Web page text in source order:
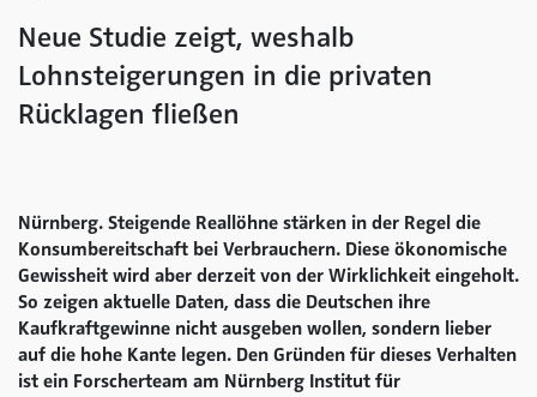
Neue Studie zeigt, weshalb
Lohnsteigerungen in die privaten
Rücklagen fließen
Nürnberg. Steigende Reallöhne stärken in der Regel die
Konsumbereitschaft bei Verbrauchern. Diese ökonomische
Gewissheit wird aber derzeit von der Wirklichkeit eingeholt.
So zeigen aktuelle Daten, dass die Deutschen ihre
Kaufkraftgewinne nicht ausgeben wollen, sondern lieber
auf die hohe Kante legen. Den Gründen für dieses Verhalten
ist ein Forscherteam am Nürnberg Institut für